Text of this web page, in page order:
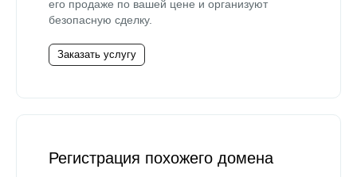
его продаже по вашей цене и организуют
безопасную сделку.
Заказать услугу
Регистрация похожего домена